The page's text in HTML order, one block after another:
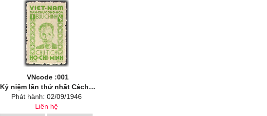
VNcode :001
Kỷ niệm lần thứ nhất Cách mạng tháng Tám (19/8/1945) và ngày thành lập nước Việt Nam Dân chủ Cộng hoà (2/9/1945)
Phát hành: 02/09/1946
Liên hệ